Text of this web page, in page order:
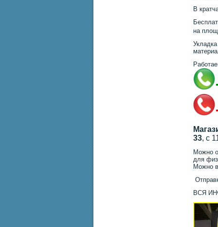
В
на
33, с
Можно
для
Можно
ВСЯ